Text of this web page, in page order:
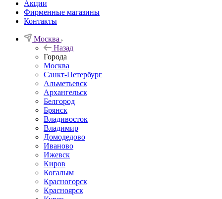
Акции
Фирменные магазины
Контакты
Москва
Назад
Города
Москва
Санкт-Петербург
Альметьевск
Архангельск
Белгород
Брянск
Владивосток
Владимир
Домодедово
Иваново
Ижевск
Киров
Когалым
Красногорск
Красноярск